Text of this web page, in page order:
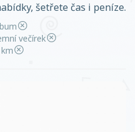
šetřete čas i peníze.
večírek